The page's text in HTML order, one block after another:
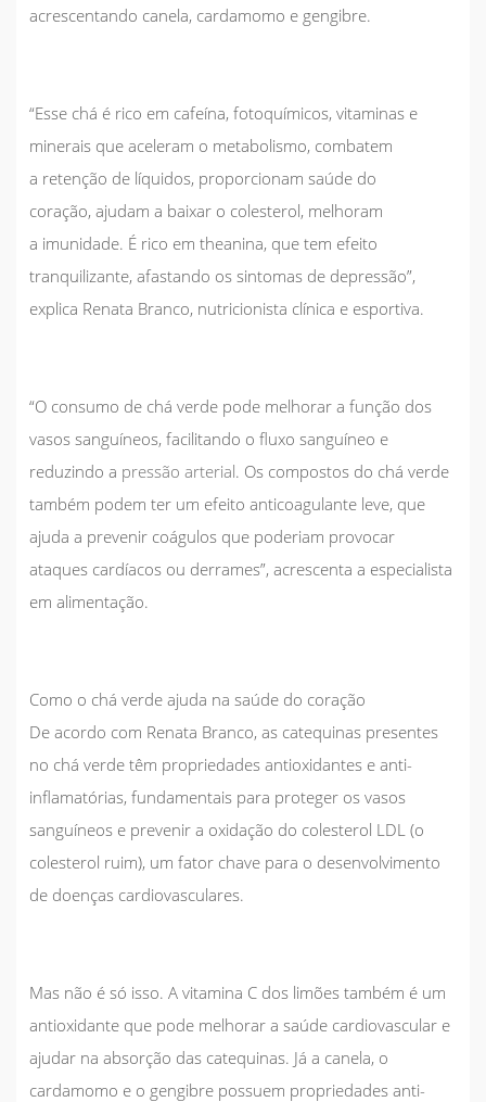
acrescentando canela, cardamomo e gengibre.
“Esse chá é rico em cafeína, fotoquímicos, vitaminas e
minerais que aceleram o metabolismo, combatem
a retenção de líquidos, proporcionam saúde do
coração, ajudam a baixar o colesterol, melhoram
a imunidade. É rico em theanina, que tem efeito
tranquilizante, afastando os sintomas de depressão”,
explica Renata Branco, nutricionista clínica e esportiva.
“O consumo de chá verde pode melhorar a função dos
vasos sanguíneos, facilitando o fluxo sanguíneo e
reduzindo a pressão arterial. Os compostos do chá verde
também podem ter um efeito anticoagulante leve, que
ajuda a prevenir coágulos que poderiam provocar
ataques cardíacos ou derrames”, acrescenta a especialista
em alimentação.
Como o chá verde ajuda na saúde do coração
De acordo com Renata Branco, as catequinas presentes
no chá verde têm propriedades antioxidantes e anti-
inflamatórias, fundamentais para proteger os vasos
sanguíneos e prevenir a oxidação do colesterol LDL (o
colesterol ruim), um fator chave para o desenvolvimento
de doenças cardiovasculares.
Mas não é só isso. A vitamina C dos limões também é um
antioxidante que pode melhorar a saúde cardiovascular e
ajudar na absorção das catequinas. Já a canela, o
cardamomo e o gengibre possuem propriedades anti-